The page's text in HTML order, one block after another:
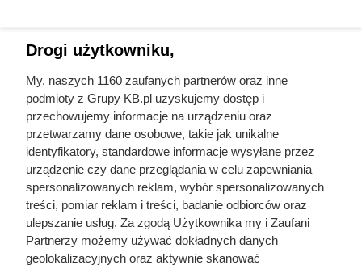
Drogi użytkowniku,
My, naszych 1160 zaufanych partnerów oraz inne
podmioty z Grupy KB.pl uzyskujemy dostęp i
przechowujemy informacje na urządzeniu oraz
przetwarzamy dane osobowe, takie jak unikalne
identyfikatory, standardowe informacje wysyłane przez
urządzenie czy dane przeglądania w celu zapewniania
spersonalizowanych reklam, wybór spersonalizowanych
treści, pomiar reklam i treści, badanie odbiorców oraz
ulepszanie usług. Za zgodą Użytkownika my i Zaufani
Partnerzy możemy używać dokładnych danych
geolokalizacyjnych oraz aktywnie skanować